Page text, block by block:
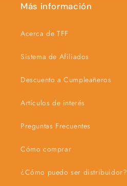
Más información
Acerca de TFF
Sistema de Afiliados
Descuento a Cumpleañeros
Artículos de interés
Preguntas Frecuentes
Cómo comprar
¿Cómo puedo ser distribuidor?